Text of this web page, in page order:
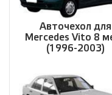
Авточехол для
Mercedes Vito 8
(1996-2003)